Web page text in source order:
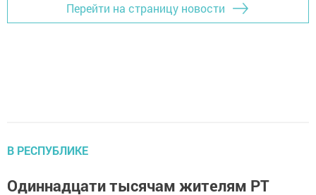
Перейти на страницу новости
В РЕСПУБЛИКЕ
Одиннадцати тысячам жителям РТ